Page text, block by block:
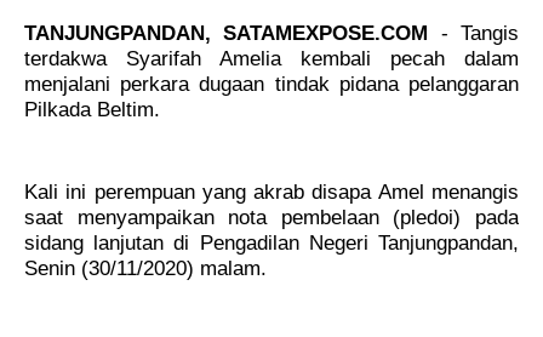
TANJUNGPANDAN, SATAMEXPOSE.COM - Tangis
terdakwa Syarifah Amelia kembali pecah dalam
menjalani perkara dugaan tindak pidana pelanggaran
Pilkada Beltim.
Kali ini perempuan yang akrab disapa Amel menangis
saat menyampaikan nota pembelaan (pledoi) pada
sidang lanjutan di Pengadilan Negeri Tanjungpandan,
Senin (30/11/2020) malam.